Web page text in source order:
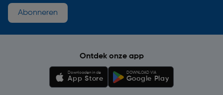
Abonneren
Ontdek onze app
Downloaden in de
App Store
DOWNLOAD VIA
Google Play